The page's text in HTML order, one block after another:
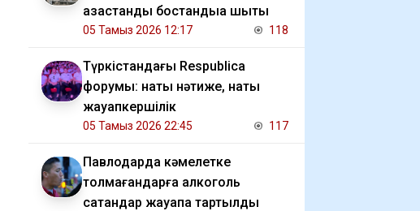
қазақстандық бостандыққа шықты
05 Тамыз 2026 12:17 118
Түркістандағы Respublica
форумы: нақты нәтиже, нақты
жауапкершілік
05 Тамыз 2026 22:45 117
Павлодарда кәмелетке
толмағандарға алкоголь
сатқандар жауапқа тартылды